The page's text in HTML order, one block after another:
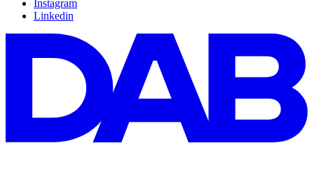
Instagram
Linkedin